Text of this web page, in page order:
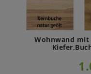
Wohnwand mit